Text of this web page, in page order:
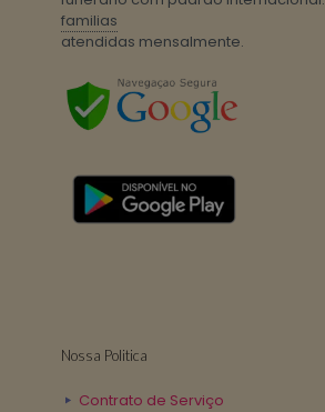
familias
atendidas mensalmente.
Nossa Politica
Contrato de Serviço